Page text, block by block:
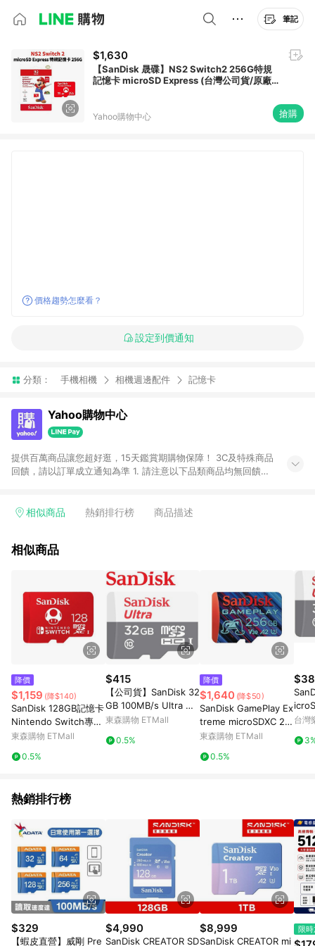
筆記
$1,630
【SanDisk 晟碟】NS2 Switch2 256G特規
記憶卡 microSD Express (台灣公司貨/原廠
Yahoo購物中心 搶購
價格趨勢怎麼看？
設定到價通知
分類： 手機相機 相機週邊配件 記憶卡
Yahoo購物中心
提供百萬商品讓您超好逛，15天鑑賞期購物保障！ 3C及特殊商品
回饋，請以訂單成立通知為準 1. 請注意以下品類商品均無回饋：
電玩/遊戲/相機/單眼/鏡頭/拍立得 [2024/6/1起適用] -內接硬
的購回饋活動享Yahoo超贈點回饋者 - 購物中心商店之商品：商
3. 訂單回饋金額將扣除運費/購物金/超贈點/福利金/紅利折抵/折
價券等虛擬貨幣折抵 4. 大宗採購或批發轉賣不具回饋資格： 如
有相關事證認定您為大宗採購、批發轉賣而非最終消費使用者，
相關認定以Yahoo購物中心之認定為準
相似商品 熱銷排行榜 商品描述
相似商品
降價
$1,159 (降$140)
SanDisk 128GB記憶卡
Nintendo Switch專用
microSDXC UHS-I(U
東森購物 ETMall
0.5%
$415
【公司貨】SanDisk 32
GB 100MB/s Ultra mi
croSDHC TF UHS-I 記
東森購物 ETMall
0.5%
降價
$1,640 (降$50)
SanDisk GamePlay Ex
treme microSDXC 25
6GB 手機和電競掌機遊
東森購物 ETMall
0.5%
MB/
HS-I
台灣
熱銷排行榜
$329
【蝦皮直營】威剛 Pre
$4,990
SanDisk CREATOR SD
$8,999
SanDisk CREATOR mi
限